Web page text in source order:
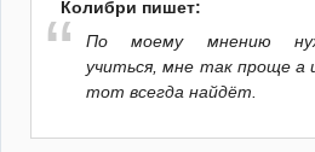
Колибри пишет:
По моему мнению
учиться, мне так проще
тот всегда найдёт.